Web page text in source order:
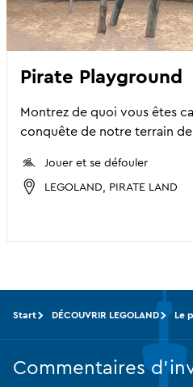
Pirate Playground
Montrez de quoi vous êtes
conquête de notre terrain
Jouer et se défouler
LEGOLAND, PIRATE LAND
Start DÉCOUVRIR LEGOLAND Le
Commentaires